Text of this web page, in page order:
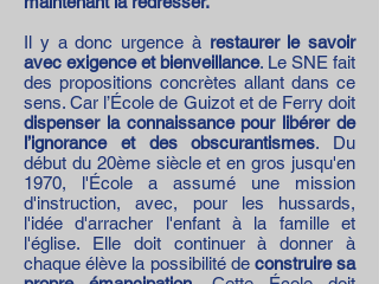
Il y a donc urgence à restaurer le savoir
avec exigence et bienveillance. Le SNE fait
des propositions concrètes allant dans ce
sens. Car l’École de Guizot et de Ferry doit
dispenser la connaissance pour libérer de
l’ignorance et des obscurantismes. Du
début du 20ème siècle et en gros jusqu'en
1970, l'École a assumé une mission
d'instruction, avec, pour les hussards,
l'idée d'arracher l'enfant à la famille et
l'église. Elle doit continuer à donner à
chaque élève la possibilité de construire sa